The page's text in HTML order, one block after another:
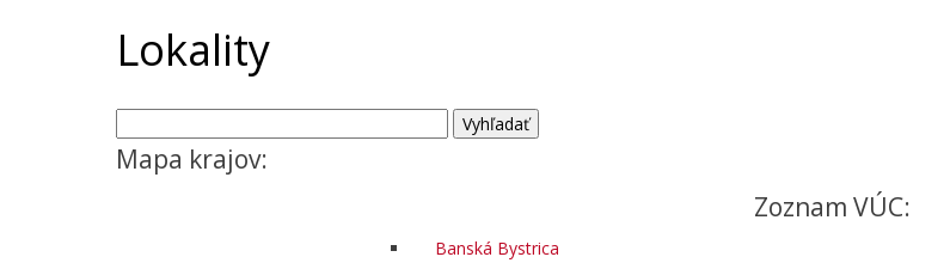
Lokality
Mapa krajov:
Zoznam VÚC:
Banská Bystrica